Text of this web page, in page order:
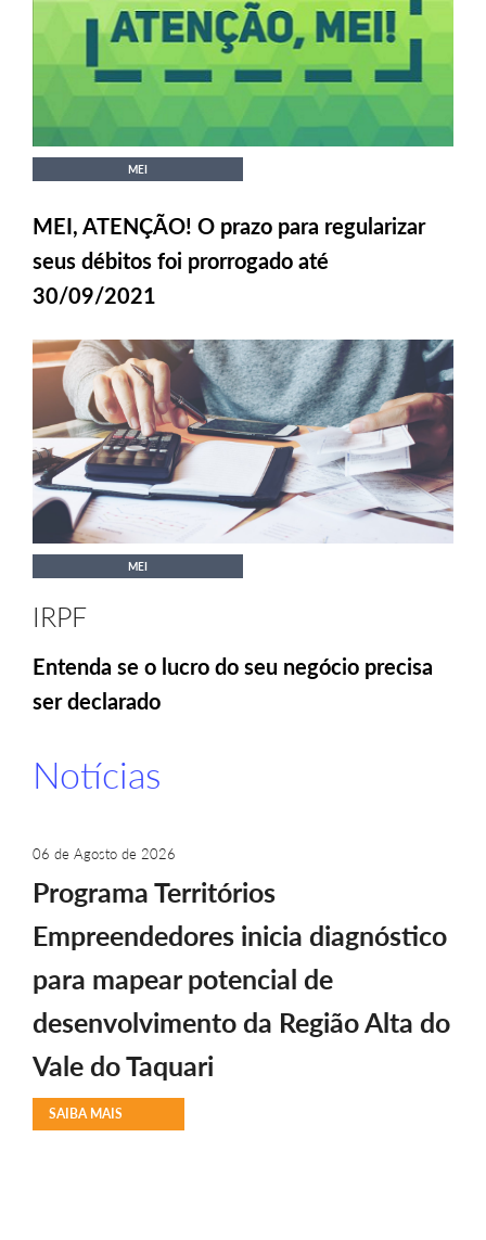
MEI
MEI, ATENÇÃO! O prazo para regularizar
seus débitos foi prorrogado até
30/09/2021
MEI
IRPF
Entenda se o lucro do seu negócio precisa
ser declarado
Notícias
06 de Agosto de 2026
Programa Territórios
Empreendedores inicia diagnóstico
para mapear potencial de
desenvolvimento da Região Alta do
Vale do Taquari
SAIBA MAIS